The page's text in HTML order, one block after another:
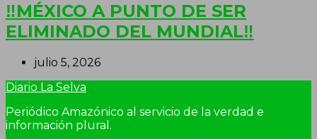
‼MÉXICO A PUNTO DE SER
ELIMINADO DEL MUNDIAL‼
julio 5, 2026
Diario La Selva
Periódico Amazónico al servicio de la verdad e
información plural.